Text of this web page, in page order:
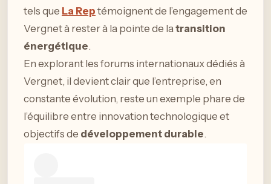
tels que La Rep témoignent de l’engagement de
Vergnet à rester à la pointe de la transition
énergétique.
En explorant les forums internationaux dédiés à
Vergnet, il devient clair que l’entreprise, en
constante évolution, reste un exemple phare de
l’équilibre entre innovation technologique et
objectifs de développement durable.